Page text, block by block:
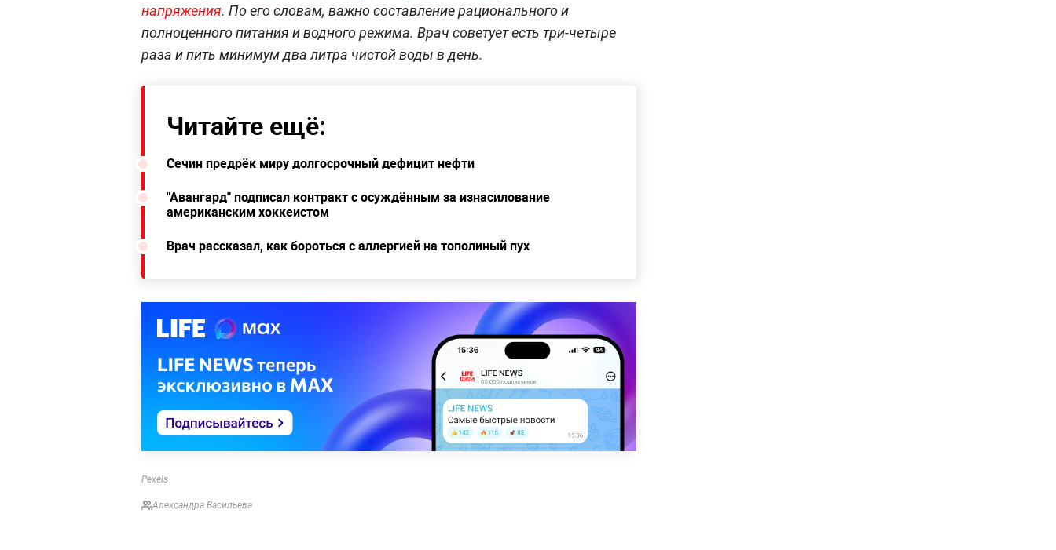
напряжения. По его словам, важно составление рационального и
полноценного питания и водного режима. Врач советует есть три-четыре
раза и пить минимум два литра чистой воды в день.
Читайте ещё:
Сечин предрёк миру долгосрочный дефицит нефти
"Авангард" подписал контракт с осуждённым за изнасилование
американским хоккеистом
Врач рассказал, как бороться с аллергией на тополиный пух
Pexels
Александра Васильева